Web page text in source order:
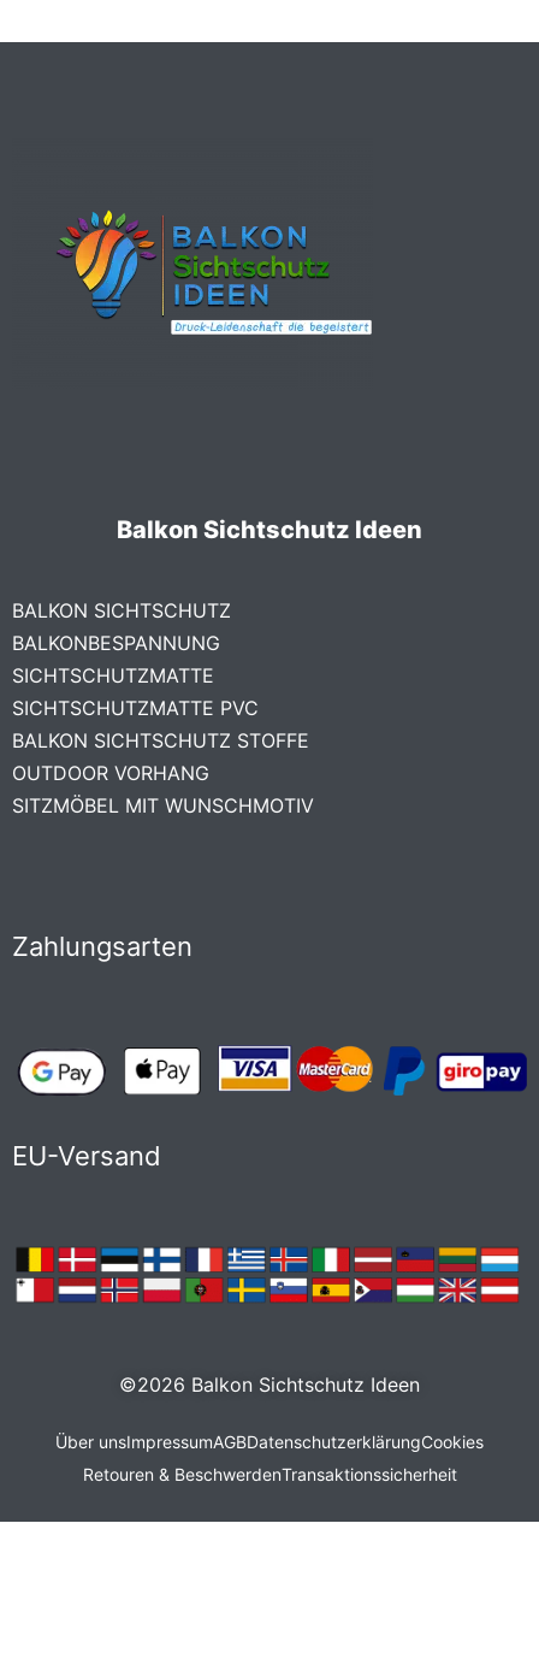
Balkon Sichtschutz Ideen
BALKON SICHTSCHUTZ
BALKONBESPANNUNG
SICHTSCHUTZMATTE
SICHTSCHUTZMATTE PVC
BALKON SICHTSCHUTZ STOFFE
OUTDOOR VORHANG
SITZMÖBEL MIT WUNSCHMOTIV
Zahlungsarten
EU-Versand
©2026 Balkon Sichtschutz Ideen
Über unsImpressumAGBDatenschutzerklärungCookies
Retouren & BeschwerdenTransaktionssicherheit